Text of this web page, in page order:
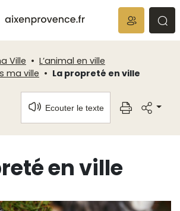
Ville
L’animal en ville
ma ville
La propreté en ville
Ecouter le texte
en ville
des cookies